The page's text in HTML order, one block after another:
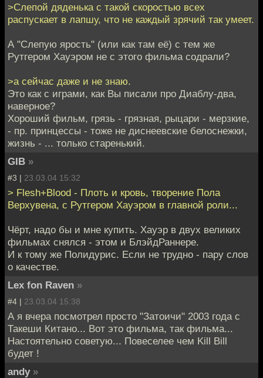
>Слепой дяденька с такой скоростью всех
распускает в лапшу, что не каждый зрячий так умеет.
А "Слепую ярость" (или как там её) с тем же
Рутгером Хауэром не с этого фильма содрали?
>а сейчас даже и не знаю.
Это как с играми, как Вы писали про Диаблу-два,
наверное?
Хороший фильм, грязь - грязная, рыцари - мерзкие,
- пр. принцессы - тоже не диснеевские белоснежки,
жизнь - ... только старенький.
GIB »
#3 | 23.03.04 15:32
> Flesh+Blood - Плоть и кровь, творение Пола
Верхувена, с Рутгером Хауэром в главной роли...
Чёрт, надо бы и мне купить. Хауэр в двух великих
фильмах снялся - этом и БлэйдРаннере.
И к тому же Полидурис. Если не трудно - пару слов
о качестве.
Lex fon Raven »
#4 | 23.03.04 15:38
А я вчера посмотрел просто "Затоичи" 2003 года с
Такеши Китано... Вот это фильма, так фильма...
Настоятельно советую... Повеселее чем Kill Bill
будет !
andy »